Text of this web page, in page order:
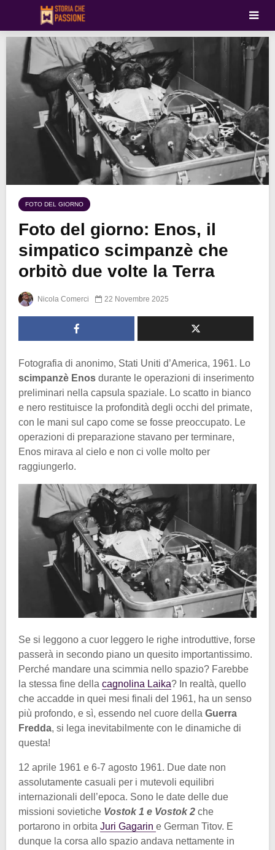
FOTO DEL GIORNO
Foto del giorno: Enos, il
simpatico scimpanzè che
orbitò due volte la Terra
Nicola Comerci 22 Novembre 2025
Fotografia di anonimo, Stati Uniti d’America, 1961. Lo
scimpanzè Enos durante le operazioni di inserimento
preliminari nella capsula spaziale. Lo scatto in bianco
e nero restituisce la profondità degli occhi del primate,
con le mani sul capo come se fosse preoccupato. Le
operazioni di preparazione stavano per terminare,
Enos mirava al cielo e non ci volle molto per
raggiungerlo.
Se si leggono a cuor leggero le righe introduttive, forse
passerà in secondo piano un quesito importantissimo.
Perché mandare una scimmia nello spazio? Farebbe
la stessa fine della cagnolina Laika? In realtà, quello
che accadde in quei mesi finali del 1961, ha un senso
più profondo, e sì, essendo nel cuore della Guerra
Fredda, si lega inevitabilmente con le dinamiche di
questa!
12 aprile 1961 e 6-7 agosto 1961. Due date non
assolutamente casuali per i mutevoli equilibri
internazionali dell’epoca. Sono le date delle due
missioni sovietiche Vostok 1 e Vostok 2 che
portarono in orbita Juri Gagarin e German Titov. E
dunque la corsa allo spazio andava nettamente in